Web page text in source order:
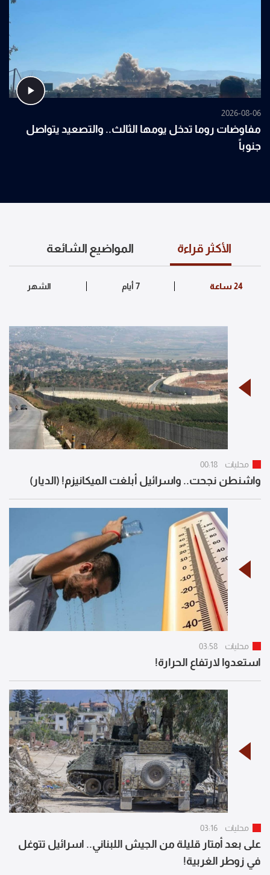
2026-08-06
مفاوضات روما تدخل يومها الثالث.. والتصعيد يتواصل
جنوباً
الأكثر قراءة المواضيع الشائعة
محليات 00:18
واشنطن نجحت.. واسرائيل أبلغت الميكانيزم! (الديار)
محليات 03:58
استعدوا لارتفاع الحرارة!
محليات 03:16
على بعد أمتار قليلة من الجيش اللبناني.. اسرائيل تتوغل
في زوطر الغربية!